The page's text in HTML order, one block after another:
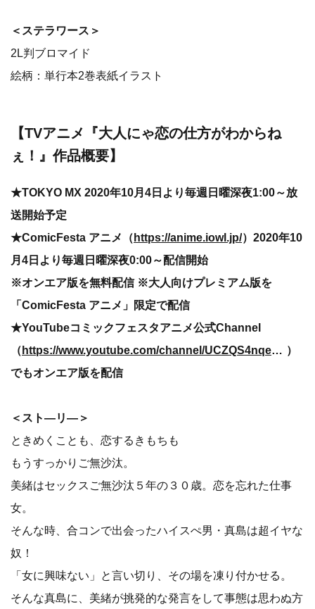
＜ステラワース＞
2L判ブロマイド
絵柄：単行本2巻表紙イラスト
【TVアニメ『大人にゃ恋の仕方がわからね
ぇ！』作品概要】
★TOKYO MX 2020年10月4日より毎週日曜深夜1:00～放
送開始予定
★ComicFesta アニメ（https://anime.iowl.jp/）2020年10
月4日より毎週日曜深夜0:00～配信開始
※オンエア版を無料配信 ※大人向けプレミアム版を
「ComicFesta アニメ」限定で配信
★YouTubeコミックフェスタアニメ公式Channel
（
https://www.youtube.com/channel/UCZQS4nqeT-7WcMfSoYhqOMg ）
でもオンエア版を配信
＜スト―リ―＞
ときめくことも、恋するきもちも
もうすっかりご無沙汰。
美緒はセックスご無沙汰５年の３０歳。恋を忘れた仕事
女。
そんな時、合コンで出会ったハイスぺ男・真島は超イヤな
奴！
「女に興味ない」と言い切り、その場を凍り付かせる。
そんな真島に、美緒が挑発的な発言をして事態は思わぬ方